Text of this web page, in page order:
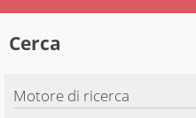
Cerca
Motore di ricerca